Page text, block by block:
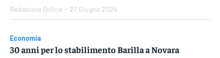
Redazione Online - 27 Giugno 2024
Economia
30 anni per lo stabilimento Barilla a Novara